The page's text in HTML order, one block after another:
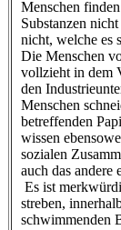
Menschen
Substanzen
nicht, welche es
Die Menschen
vollzieht in dem
den
Menschen
betreffenden
wissen
sozialen
auch das andere
Es ist
streben,
schwimmenden